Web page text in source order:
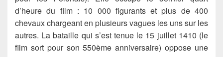
d’heure du film : 10 000 figurants et plus de 400
chevaux chargeant en plusieurs vagues les uns sur les
autres. La bataille qui s’est tenue le 15 juillet 1410 (le
film sort pour son 550ème anniversaire) oppose une